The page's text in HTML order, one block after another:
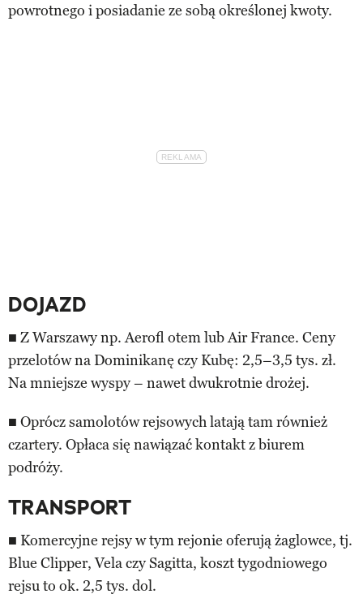
powrotnego i posiadanie ze sobą określonej kwoty.
DOJAZD
■ Z Warszawy np. Aerofl otem lub Air France. Ceny
przelotów na Dominikanę czy Kubę: 2,5–3,5 tys. zł.
Na mniejsze wyspy – nawet dwukrotnie drożej.
■ Oprócz samolotów rejsowych latają tam również
czartery. Opłaca się nawiązać kontakt z biurem
podróży.
TRANSPORT
■ Komercyjne rejsy w tym rejonie oferują żaglowce, tj.
Blue Clipper, Vela czy Sagitta, koszt tygodniowego
rejsu to ok. 2,5 tys. dol.